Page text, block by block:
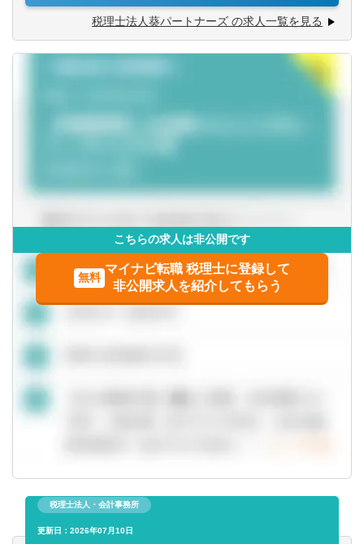
■指示がなくても自分で考えて動ける人
■報連相を自分からできる人
【使用ソフト】
マネーフォワード・freee・弥生会計・達人シリーズ・
◆研修もオンラインで対応
【本求人の魅力】
◆子育て中のスタッフが活躍しています
在宅スタッフの多くが子育て中のお母さんです。
お子さんの急な体調不良でもチームでカバーし合える風通
住む場所を選ばず、税務の専門性を活かして働けます。
税務の専門家として経営者の力になれる仕事を誠実に続け
税理士法人葵パートナーズ の求人一覧を見る
こちらの求人は非公開です
無料
マイナビ転職 税理士に登録して
非公開求人を紹介してもらう
税理士法人・会計事務所
更新日：2026年07月10日
大分県 宮崎県